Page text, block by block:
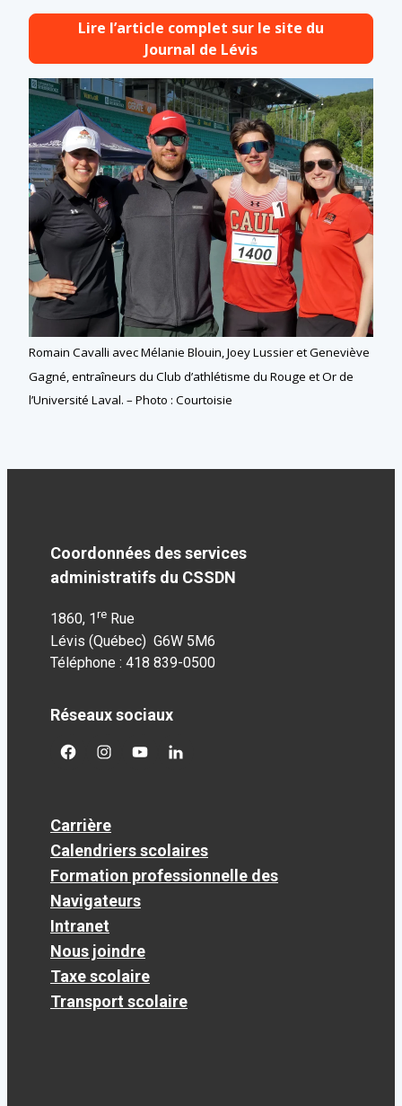
Lire l’article complet sur le site du
Journal de Lévis
Romain Cavalli avec Mélanie Blouin, Joey Lussier et Geneviève
Gagné, entraîneurs du Club d’athlétisme du Rouge et Or de
l’Université Laval. – Photo : Courtoisie
Coordonnées des services
administratifs du CSSDN
1860, 1 re Rue
Lévis (Québec) G6W 5M6
Téléphone : 418 839-0500
Réseaux sociaux
facebookgoogleplus
googleplusgoogleplus
Carrière
Calendriers scolaires
Formation professionnelle des
Navigateurs
Intranet
Nous joindre
Taxe scolaire
Transport scolaire